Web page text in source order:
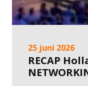
25 juni 2026
RECAP